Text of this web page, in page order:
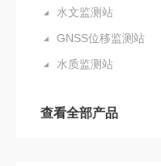
水文监测站
GNSS位移监测站
水质监测站
查看全部产品